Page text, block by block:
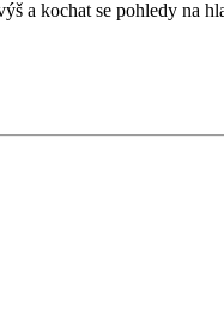
a kochat se pohledy na